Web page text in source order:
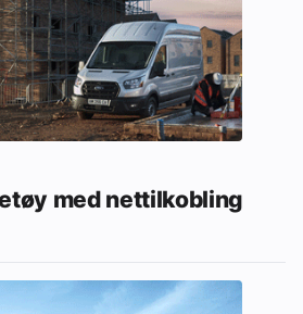
med nettilkobling